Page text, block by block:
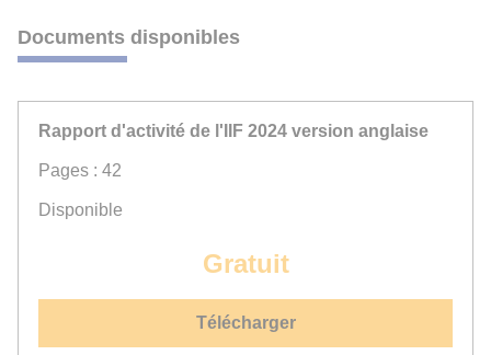
Documents disponibles
Rapport d'activité de l'IIF 2024 version anglaise
Pages : 42
Disponible
Gratuit
Télécharger